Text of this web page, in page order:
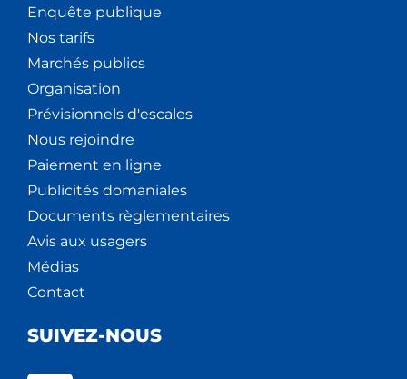
Enquête publique
Nos tarifs
Marchés publics
Organisation
Prévisionnels d'escales
Nous rejoindre
Paiement en ligne
Publicités domaniales
Documents règlementaires
Avis aux usagers
Médias
Contact
SUIVEZ-NOUS